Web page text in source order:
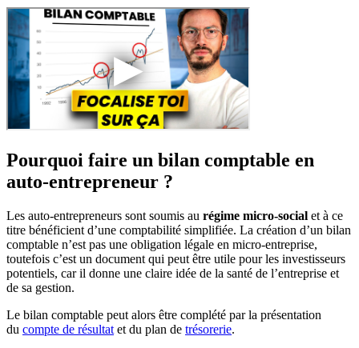
Pourquoi faire un bilan comptable en
auto-entrepreneur ?
Les auto-entrepreneurs sont soumis au régime micro-social et à ce
titre bénéficient d’une comptabilité simplifiée. La création d’un bilan
comptable n’est pas une obligation légale en micro-entreprise,
toutefois c’est un document qui peut être utile pour les investisseurs
potentiels, car il donne une claire idée de la santé de l’entreprise et
de sa gestion.
Le bilan comptable peut alors être complété par la présentation
du compte de résultat et du plan de trésorerie.